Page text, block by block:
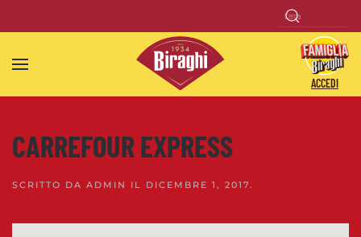
Skip to main content
ACCEDI
CARREFOUR EXPRESS
SCRITTO DA ADMIN IL DICEMBRE 1, 2017.